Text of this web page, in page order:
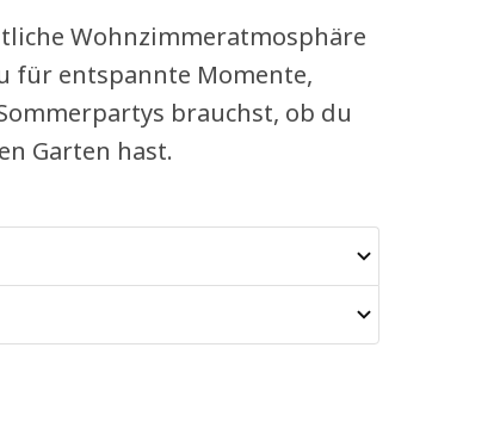
Wohnzimmeratmosphäre
für entspannte Momente,
brauchst, ob du
Garten hast.